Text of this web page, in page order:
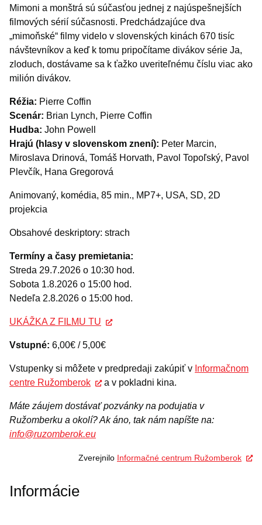
Mimoni a monštrá sú súčasťou jednej z najúspešnejších
filmových sérií súčasnosti. Predchádzajúce dva
„mimoňské“ filmy videlo v slovenských kinách 670 tisíc
návštevníkov a keď k tomu pripočítame divákov série Ja,
zloduch, dostávame sa k ťažko uveriteľnému číslu viac ako
milión divákov.
Réžia: Pierre Coffin
Scenár: Brian Lynch, Pierre Coffin
Hudba: John Powell
Hrajú (hlasy v slovenskom znení): Peter Marcin,
Miroslava Drinová, Tomáš Horvath, Pavol Topoľský, Pavol
Plevčík, Hana Gregorová
Animovaný, komédia, 85 min., MP7+, USA, SD, 2D
projekcia
Obsahové deskriptory: strach
Termíny a časy premietania:
Streda 29.7.2026 o 10:30 hod.
Sobota 1.8.2026 o 15:00 hod.
Nedeľa 2.8.2026 o 15:00 hod.
UKÁŽKA Z FILMU TU
Vstupné: 6,00€ / 5,00€
Vstupenky si môžete v predpredaji zakúpiť v Informačnom
centre Ružomberok
a v pokladni kina.
Máte záujem dostávať pozvánky na podujatia v
Ružomberku a okolí? Ak áno, tak nám napíšte na:
info@ruzomberok.eu
Zverejnilo Informačné centrum Ružomberok
Informácie